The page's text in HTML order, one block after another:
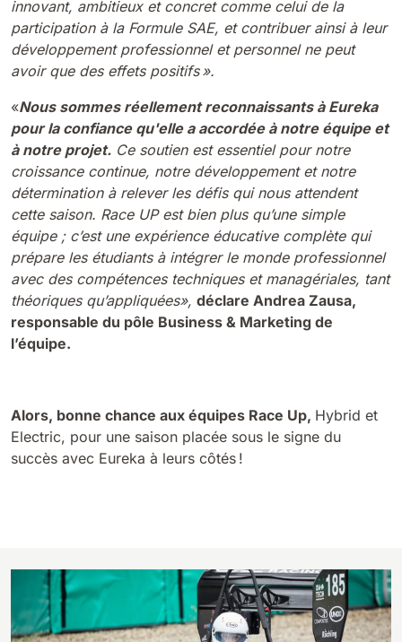
innovant, ambitieux et concret comme celui de la
participation à la Formule SAE, et contribuer ainsi à leur
développement professionnel et personnel ne peut
avoir que des effets positifs ».
«Nous sommes réellement reconnaissants à Eureka
pour la confiance qu'elle a accordée à notre équipe et
à notre projet. Ce soutien est essentiel pour notre
croissance continue, notre développement et notre
détermination à relever les défis qui nous attendent
cette saison. Race UP est bien plus qu’une simple
équipe ; c’est une expérience éducative complète qui
prépare les étudiants à intégrer le monde professionnel
avec des compétences techniques et managériales, tant
théoriques qu’appliquées», déclare Andrea Zausa,
responsable du pôle Business & Marketing de
l’équipe.
Alors, bonne chance aux équipes Race Up, Hybrid et
Electric, pour une saison placée sous le signe du
succès avec Eureka à leurs côtés !